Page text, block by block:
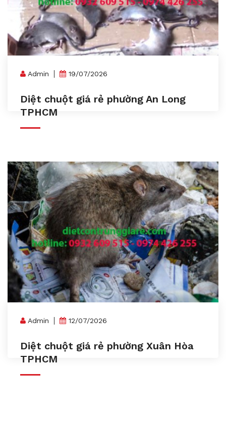
Admin 19/07/2026
Diệt chuột giá rẻ phường An Long
TPHCM
Admin 12/07/2026
Diệt chuột giá rẻ phường Xuân Hòa
TPHCM